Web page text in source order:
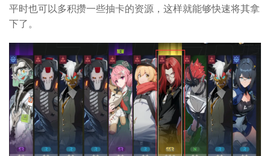
平时也可以多积攒一些抽卡的资源，这样就能够快速将其拿
下了。